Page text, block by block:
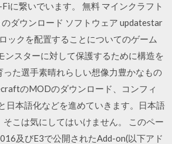
に繋いでいます。 無料 マインクラフト
ダウンロード ソフトウェア updatestar
ックを配置することについてのゲーム
ンスターに対して保護するために構造を
た選手素晴れらしい想像力豊かなもの
のMODのダウンロード、コンフィ
日本語化などを進めていきます。日本語
こは気にしてはいけません。 このペー
及びE3で公開されたAdd-on(以下アド